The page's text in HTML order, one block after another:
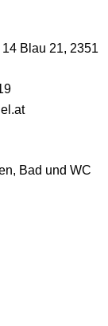
Blau 21, 2351
Bad und WC